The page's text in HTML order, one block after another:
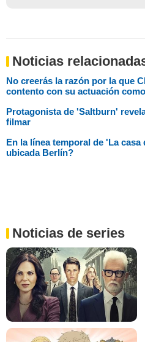
Noticias
No creerás la razón por la que
contento con su actuación
Protagonista de 'Saltburn'
filmar
En la línea temporal de 'La
ubicada Berlín?
Noticias de series